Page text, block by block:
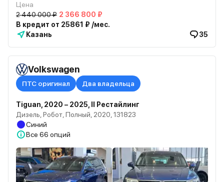
Цена
2 440 000 ₽ 2 366 800 ₽
В кредит от 25861 ₽ /мес.
Казань
35
Volkswagen
ПТС оригинал Два владельца
Tiguan, 2020 – 2025, II Рестайлинг
Дизель, Робот, Полный, 2020, 131823
Синий
Все 66 опций